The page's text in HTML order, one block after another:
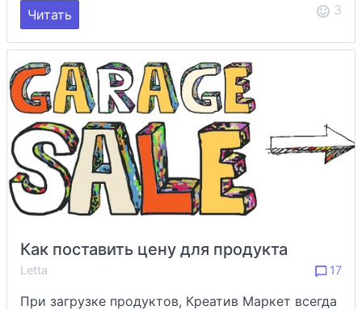
Читать 3
Как поставить цену для продукта
Letta 17
При загрузке продуктов, Креатив Маркет всегда